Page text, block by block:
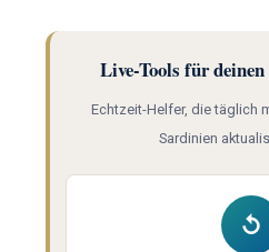
Live-Tools für
Echtzeit-Helfer, die täglich
Sardinien
↺